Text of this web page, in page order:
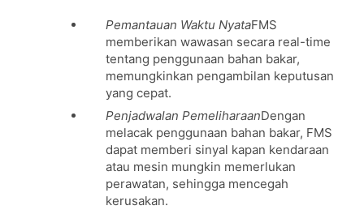
Pemantauan Waktu NyataFMS
memberikan wawasan secara real-time
tentang penggunaan bahan bakar,
memungkinkan pengambilan keputusan
yang cepat.
Penjadwalan PemeliharaanDengan
melacak penggunaan bahan bakar, FMS
dapat memberi sinyal kapan kendaraan
atau mesin mungkin memerlukan
perawatan, sehingga mencegah
kerusakan.